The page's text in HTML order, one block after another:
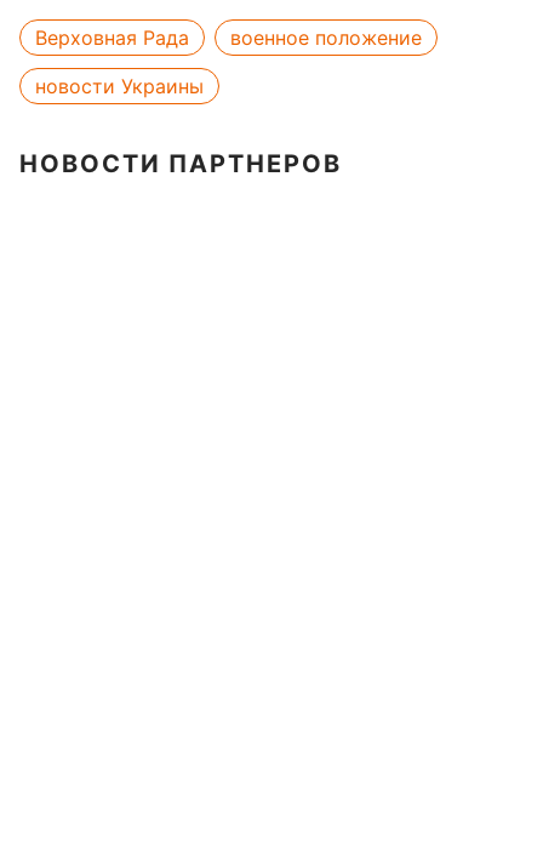
Верховная Рада
военное положение
новости Украины
НОВОСТИ ПАРТНЕРОВ